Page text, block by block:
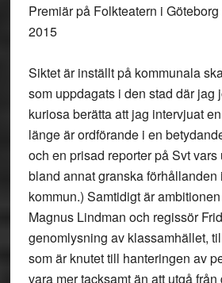
Premiär på Folkteatern i
2015
Siktet är inställt på kommunala
som uppdagats i den stad där jag
kuriosa berätta att jag intervjuat
länge är ordförande i en
och en prisad reporter på Svt
bland annat granska förhållanden
kommun.) Samtidigt är
Magnus Lindman och regissör
genomlysning av klassamhället,
som är knutet till hanteringen av
vara mer tacksamt än att utgå